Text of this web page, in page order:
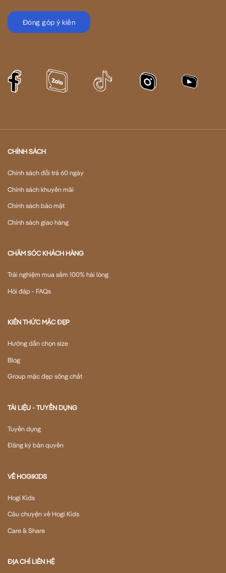
Đóng góp ý kiến
CHÍNH SÁCH
Chính sách đổi trả 60 ngày
Chính sách khuyến mãi
Chính sách bảo mật
Chính sách giao hàng
CHĂM SÓC KHÁCH HÀNG
Trải nghiệm mua sắm 100% hài lòng
Hỏi đáp - FAQs
KIẾN THỨC MẶC ĐẸP
Hướng dẫn chọn size
Blog
Group mặc đẹp sống chất
TÀI LIỆU - TUYỂN DỤNG
Tuyển dụng
Đăng ký bản quyền
VỀ HOGIKIDS
Hogi Kids
Câu chuyện về Hogi Kids
Care & Share
ĐỊA CHỈ LIÊN HỆ